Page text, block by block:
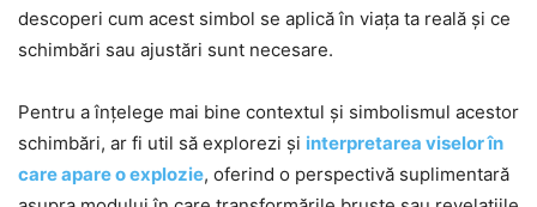
descoperi cum acest simbol se aplică în viața ta reală și ce
schimbări sau ajustări sunt necesare.
Pentru a înțelege mai bine contextul și simbolismul acestor
schimbări, ar fi util să explorezi și interpretarea viselor în
care apare o explozie, oferind o perspectivă suplimentară